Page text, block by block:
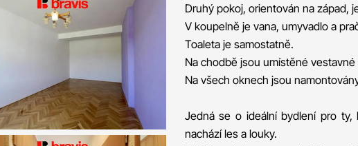
Druhý pokoj, orientován na západ,
V koupelně je vana, umyvadlo a
Toaleta je samostatně.
Na chodbě jsou umístěné
Na všech oknech jsou
Jedná se o ideální bydlení pro
nachází les a louky.